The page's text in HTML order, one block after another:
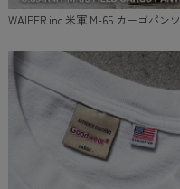
WAIPER.inc 米軍 M-65 カーゴパンツ